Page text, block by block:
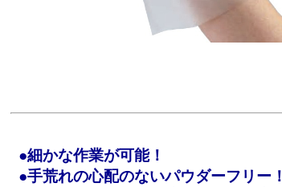
●細かな作業が可能！
●手荒れの心配のないパウダーフリー！